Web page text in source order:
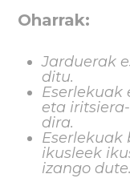
Oharrak:
Jarduerak
ditu.
Eserlekuak
eta
dira.
Eserlekuak
ikusleek
izango dute.